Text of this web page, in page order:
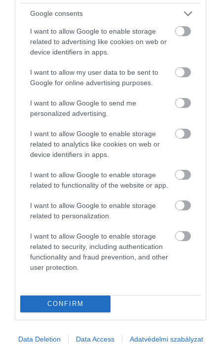
Google consents
I want to allow Google to enable storage
related to advertising like cookies on web or
device identifiers in apps.
I want to allow my user data to be sent to
Google for online advertising purposes.
I want to allow Google to send me
personalized advertising.
I want to allow Google to enable storage
related to analytics like cookies on web or
device identifiers in apps.
I want to allow Google to enable storage
related to functionality of the website or app.
I want to allow Google to enable storage
related to personalization.
I want to allow Google to enable storage
related to security, including authentication
functionality and fraud prevention, and other
user protection.
CONFIRM
Data Deletion Data Access Adatvédelmi szabályzat
Kormánykritikus eredmények a kereskedők által
rendelt kutatásban
Magyarországon, és ebben meghatározó szerepe van a